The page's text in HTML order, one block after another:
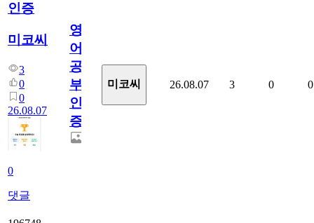
인증
미코씨
3
0
0
26.08.07
0
댓글
영
어
공
부
인
증
미코씨 26.08.07 3 0 0